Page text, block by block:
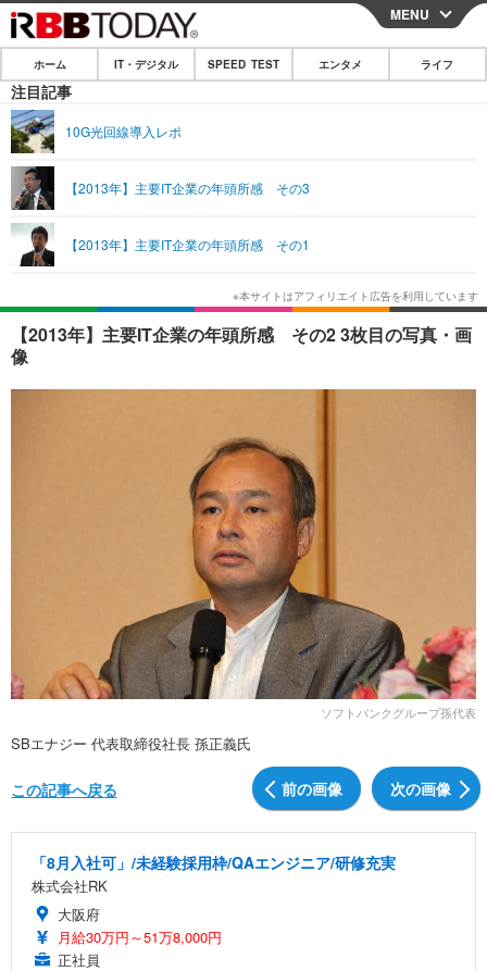
CLOSE
ホーム
IT・デジタル
ショッピング
SPEED TEST
エンタメ
エンタメTOP
韓国・芸能
音楽 スポーツ
ライフ
ライフTOP グルメ
ペット ショッピング
その他
リリース一覧
プッシュ通知の停止方法
MENU
ホーム IT・デジタル SPEED TEST エンタメ ライフ
注目記事
10G光回線導入レポ
【2013年】主要IT企業の年頭所感 その3
【2013年】主要IT企業の年頭所感 その1
【2013年】主要IT企業の年頭所感 その2 3枚目の写真・画
像
ソフトバンクグループ孫代表
SBエナジー 代表取締役社長 孫正義氏
前の画像 次の画像
この記事へ戻る
「8月入社可」/未経験採用枠/QAエンジニア/研修充実
株式会社RK
大阪府
月給30万円～51万8,000円
正社員